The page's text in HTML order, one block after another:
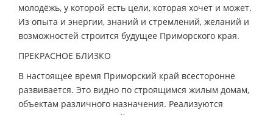
молодёжь, у которой есть цели, которая хочет и может.
Из опыта и энергии, знаний и стремлений, желаний и
возможностей строится будущее Приморского края.
ПРЕКРАСНОЕ БЛИЗКО
В настоящее время Приморский край всесторонне
развивается. Это видно по строящимся жилым домам,
объектам различного назначения. Реализуются